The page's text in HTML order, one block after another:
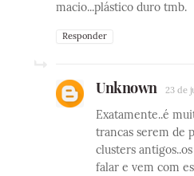
macio...plástico duro tmb.
Responder
Unknown 23 de
Exatamente..é
trancas serem de
clusters
falar e vem com